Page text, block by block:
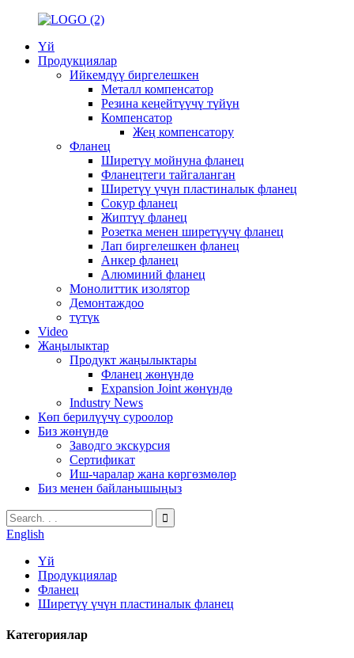
Үй
Продукциялар
Ийкемдүү биргелешкен
Металл компенсатор
Резина кеңейтүүчү түйүн
Компенсатор
Жең компенсатору
Фланец
Ширетүү мойнуна фланец
Фланецтеги тайгаланган
Ширетүү үчүн пластиналык фланец
Сокур фланец
Жиптүү фланец
Розетка менен ширетүүчү фланец
Лап биргелешкен фланец
Анкер фланец
Алюминий фланец
Монолиттик изолятор
Демонтаждоо
түтүк
Video
Жаңылыктар
Продукт жаңылыктары
Фланец жөнүндө
Expansion Joint жөнүндө
Industry News
Көп берилүүчү суроолор
Биз жөнүндө
Заводго экскурсия
Сертификат
Иш-чаралар жана көргөзмөлөр
Биз менен байланышыңыз
English
Үй
Продукциялар
Фланец
Ширетүү үчүн пластиналык фланец
Категориялар